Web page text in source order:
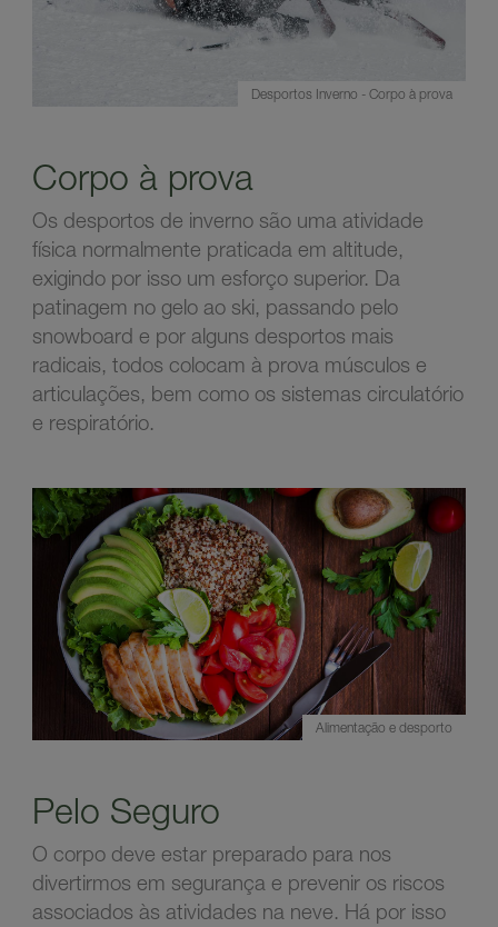
Desportos Inverno - Corpo à prova
Corpo à prova
Os desportos de inverno são uma atividade
física normalmente praticada em altitude,
exigindo por isso um esforço superior. Da
patinagem no gelo ao ski, passando pelo
snowboard e por alguns desportos mais
radicais, todos colocam à prova músculos e
articulações, bem como os sistemas circulatório
e respiratório.
Alimentação e desporto
Pelo Seguro
O corpo deve estar preparado para nos
divertirmos em segurança e prevenir os riscos
associados às atividades na neve. Há por isso